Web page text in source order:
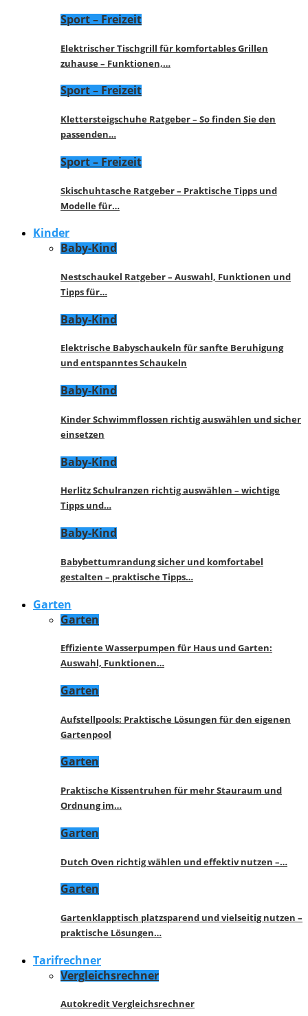
Sport – Freizeit
Elektrischer Tischgrill für komfortables Grillen
zuhause – Funktionen,…
Sport – Freizeit
Klettersteigschuhe Ratgeber – So finden Sie den
passenden…
Sport – Freizeit
Skischuhtasche Ratgeber – Praktische Tipps und
Modelle für…
Kinder
Baby-Kind
Nestschaukel Ratgeber – Auswahl, Funktionen und
Tipps für…
Baby-Kind
Elektrische Babyschaukeln für sanfte Beruhigung
und entspanntes Schaukeln
Baby-Kind
Kinder Schwimmflossen richtig auswählen und sicher
einsetzen
Baby-Kind
Herlitz Schulranzen richtig auswählen – wichtige
Tipps und…
Baby-Kind
Babybettumrandung sicher und komfortabel
gestalten – praktische Tipps…
Garten
Garten
Effiziente Wasserpumpen für Haus und Garten:
Auswahl, Funktionen…
Garten
Aufstellpools: Praktische Lösungen für den eigenen
Gartenpool
Garten
Praktische Kissentruhen für mehr Stauraum und
Ordnung im…
Garten
Dutch Oven richtig wählen und effektiv nutzen –…
Garten
Gartenklapptisch platzsparend und vielseitig nutzen –
praktische Lösungen…
Tarifrechner
Vergleichsrechner
Autokredit Vergleichsrechner